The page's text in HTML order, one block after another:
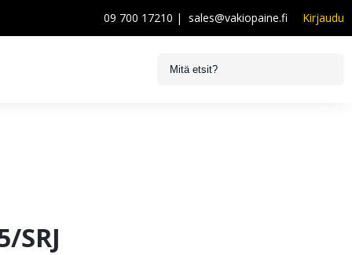
09 700 17210 | sales@vakiopaine.fi Kirjaudu
SRJ